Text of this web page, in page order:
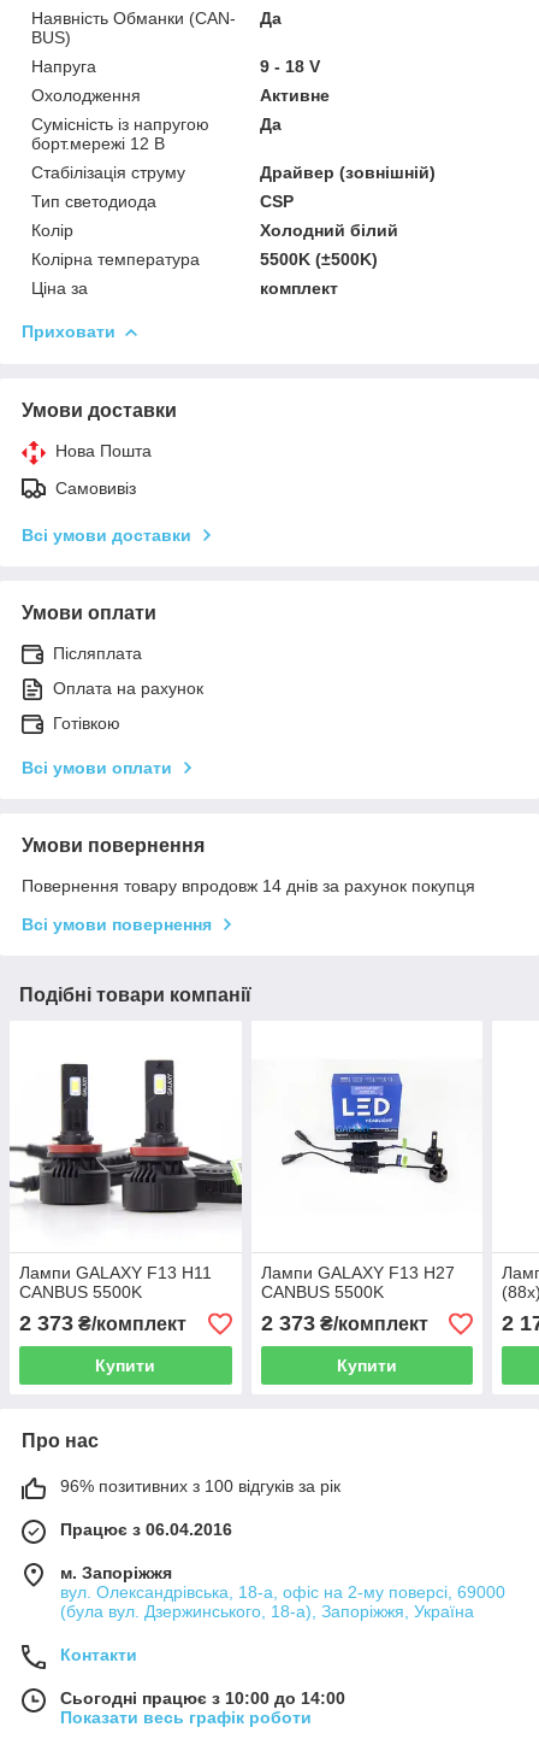
Наявність Обманки (CAN-
BUS)
Да
Напруга
9 - 18 V
Охолодження
Активне
Сумісність із напругою
борт.мережі 12 В
Да
Стабілізація струму
Драйвер (зовнішній)
Тип светодиода
CSP
Колір
Холодний білий
Колірна температура
5500K (±500K)
Ціна за
комплект
Приховати
Умови доставки
Нова Пошта
Самовивіз
Всі умови доставки
Умови оплати
Післяплата
Оплата на рахунок
Готівкою
Всі умови оплати
Умови повернення
Повернення товару впродовж 14 днів за рахунок покупця
Всі умови повернення
Подібні товари компанії
Лампи GALAXY F13 H11
CANBUS 5500K
2 373 ₴/комплект
Купити
Лампи GALAXY F13 H27
CANBUS 5500K
2 373₴/комплект
Купити
2
Про нас
96% позитивних з 100 відгуків за рік
Працює з 06.04.2016
м. Запоріжжя
вул. Олександрівська, 18-а, офіс на 2-му поверсі, 69000
(була вул. Дзержинського, 18-а), Запоріжжя, Україна
Контакти
Сьогодні працює з 10:00 до 14:00
Показати весь графік роботи